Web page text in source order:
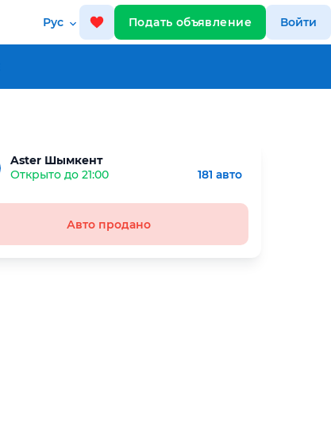
Рус Подать объявление Войти
Aster Шымкент
Открыто до 21:00
181 авто
Авто продано